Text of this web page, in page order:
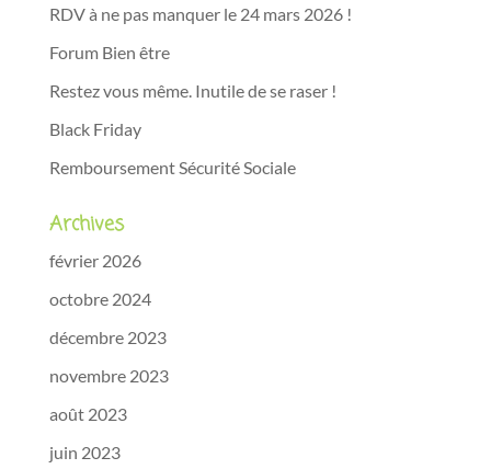
RDV à ne pas manquer le 24 mars 2026 !
Forum Bien être
Restez vous même. Inutile de se raser !
Black Friday
Remboursement Sécurité Sociale
Archives
février 2026
octobre 2024
décembre 2023
novembre 2023
août 2023
juin 2023